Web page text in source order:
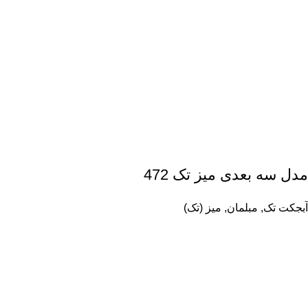
مدل سه بعدی میز تک 472
آبجکت تک, مبلمان, میز (تک)